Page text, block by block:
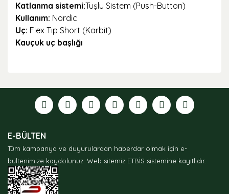
Katlanma sistemi:Tuşlu Sistem (Push-Button)
Kullanım: Nordic
Uç: Flex Tip Short (Karbit)
Kauçuk uç başlığı
formunu kullanarak tarafımıza iletebilirsiniz.
Görüş ve önerileriniz için teşekkür ederiz.
Ürün açıklamasında eksik bilgiler bulunuyor.
Ürün bilgilerinde hatalar bulunuyor.
Ürün fiyatı diğer sitelerden daha pahalı.
Bu ürüne benzer farklı alternatifler olmalı.
E-BÜLTEN
Tüm kampanya ve duyurulardan haberdar olmak için e-
bültenimize kaydolunuz. Web sitemiz ETBİS sistemine kayıtlıdır.